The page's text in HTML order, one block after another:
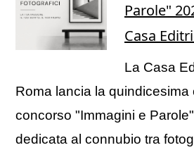
Parole"
Casa
La Casa
Roma lancia la quindicesima
concorso "Immagini e
dedicata al connubio tra